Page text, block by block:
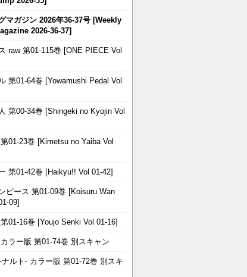
マガジン 2026年36-37号 [Weekly
2026-36-37]
raw 第01-115巻 [ONE PIECE Vol
第01-64巻 [Yowamushi Pedal Vol
第00-34巻 [Shingeki no Kyojin Vol
01-23巻 [Kimetsu no Yaiba Vol
第01-42巻 [Haikyu!! Vol 01-42]
ピース 第01-09巻 [Koisuru Wan
09]
01-16巻 [Youjo Senki Vol 01-16]
ラー版 第01-74巻 別スキャン
ナルト- カラー版 第01-72巻 別スキ